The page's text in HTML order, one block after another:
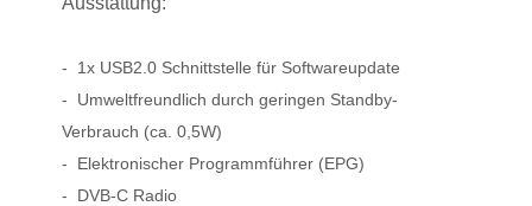
- 1x USB2.0 Schnittstelle für Softwareupdate
- Umweltfreundlich durch geringen Standby-
Verbrauch (ca. 0,5W)
- Elektronischer Programmführer (EPG)
- DVB-C Radio